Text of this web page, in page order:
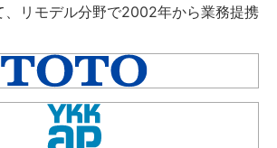
、リモデル分野で2002年から業務提携